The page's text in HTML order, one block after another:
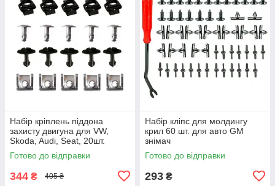
Набір кріплень піддона
захисту двигуна для VW,
Skoda, Audi, Seat, 20шт.
Готово до відправки
344 ₴ 405 ₴
Набір кліпс для молдингу
крил 60 шт. для авто GM
знімач
Готово до відправки
293 ₴